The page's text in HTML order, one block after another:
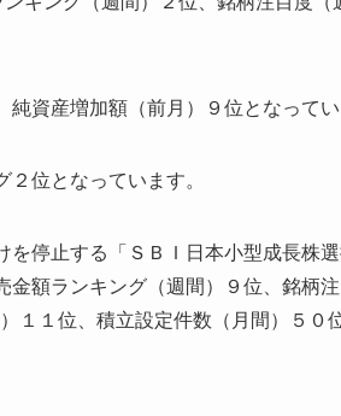
純資産増加額（前月）９位となってい
位となっています。
を停止する「ＳＢＩ日本小型成長株
金額ランキング（週間）９位、銘柄
１１位、積立設定件数（月間）５０